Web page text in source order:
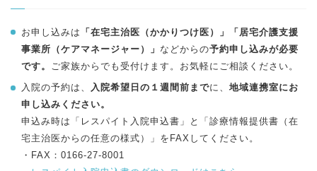
お申し込みは 「在宅主治医（かかりつけ医）」「居宅介護支援
事業所（ケアマネージャー）」 などからの予約申し込みが必要
です。
ご家族からでも受付けます。お気軽にご相談ください。
入院の予約は、 入院希望日の１週間前までに、 地域連携室にお
申し込みください。
申込み時は「レスパイト入院申込書」と「診療情報提供書（在
宅主治医からの任意の様式）」をFAXしてください。
・FAX：0166-27-8001